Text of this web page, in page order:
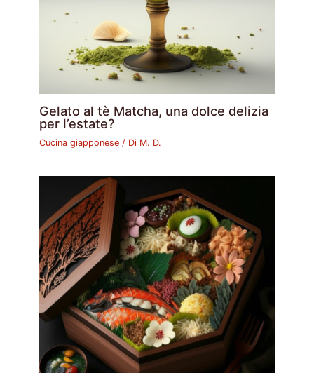
Gelato al tè Matcha, una dolce delizia
per l’estate?
Cucina giapponese / Di M. D.